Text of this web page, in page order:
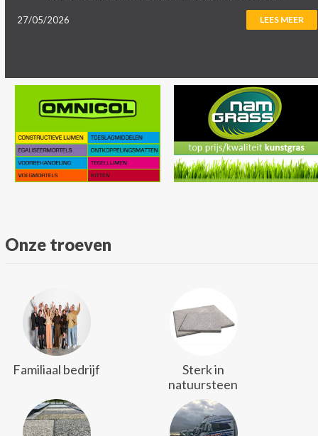
27/05/2026 LEES MEER
Onze troeven
Familiaal bedrijf
Sterk in
natuursteen